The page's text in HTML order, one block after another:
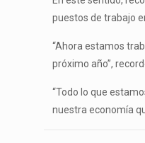
puestos de trabajo
“Ahora estamos
próximo año”,
“Todo lo que
nuestra economía